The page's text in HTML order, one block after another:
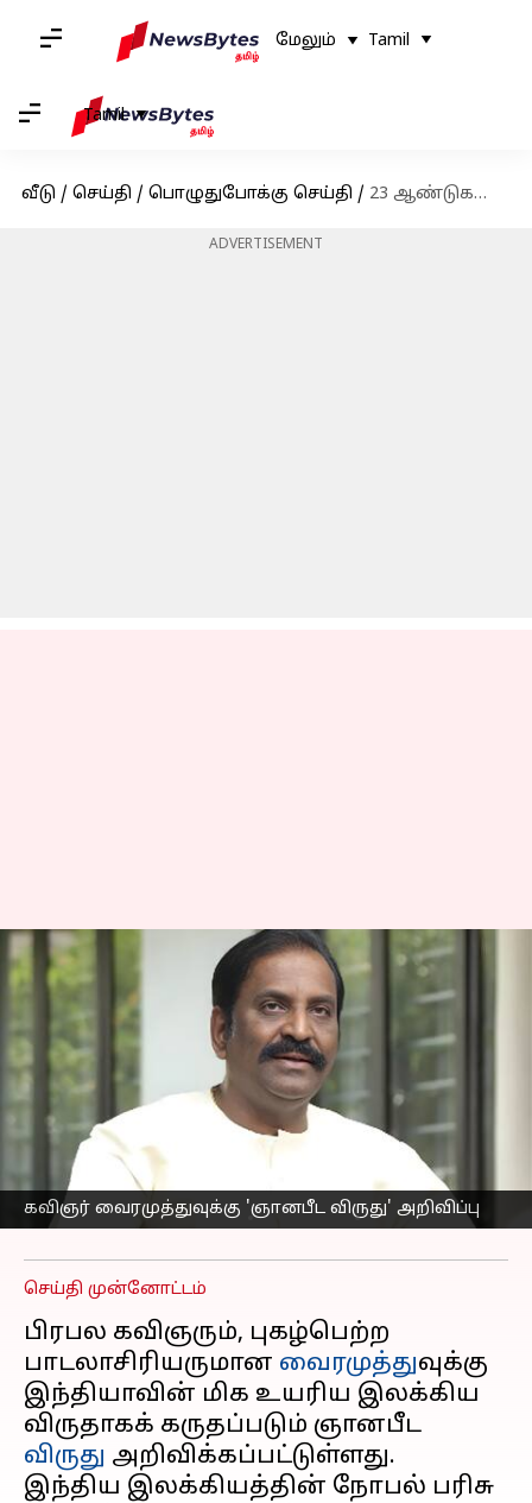
மேலும் Tamil
Tamil
வீடு / செய்தி / பொழுதுபோக்கு செய்தி / 23 ஆண்டுகளுக்குப் பிறகு தமிழுக்குக் கிடைத்த பெருமை; இந்தியாவின் மிக உயரிய இலக்கிய விருதான ஞானபீட விருது பெறுகிறார் கவிஞர் வைரமுத்து
ADVERTISEMENT
கவிஞர் வைரமுத்துவுக்கு 'ஞானபீட விருது' அறிவிப்பு
23 ஆண்டுகளுக்குப் பிறகு
தமிழுக்குக் கிடைத்த
பெருமை; இந்தியாவின்
மிக உயரிய இலக்கிய
விருதான ஞானபீட விருது
பெறுகிறார் கவிஞர்
வைரமுத்து
எழுதியவர் Sekar Chinnappan Mar 14, 2026 06:51 pm
செய்தி முன்னோட்டம்
பிரபல கவிஞரும், புகழ்பெற்ற
பாடலாசிரியருமான வைரமுத்துவுக்கு
இந்தியாவின் மிக உயரிய இலக்கிய
விருதாகக் கருதப்படும் ஞானபீட
விருது அறிவிக்கப்பட்டுள்ளது.
இந்திய இலக்கியத்தின் நோபல் பரிசு